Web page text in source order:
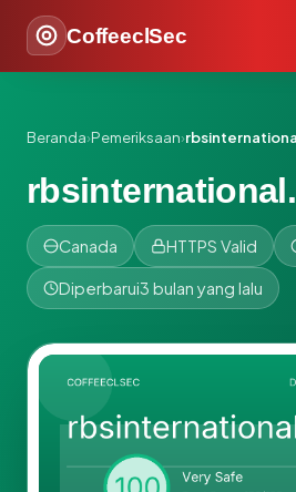
CoffeeclSec
Beranda›Pemeriksaan›
Canada HTTPS Valid
Diperbarui3 bulan yang lalu